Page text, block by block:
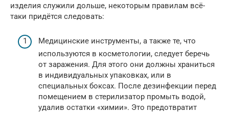
изделия служили дольше, некоторым правилам всё-
таки придётся следовать:
Медицинские инструменты, а также те, что
используются в косметологии, следует беречь
от заражения. Для этого они должны храниться
в индивидуальных упаковках, или в
специальных боксах. После дезинфекции перед
помещением в стерилизатор промыть водой,
удалив остатки «химии». Это предотвратит